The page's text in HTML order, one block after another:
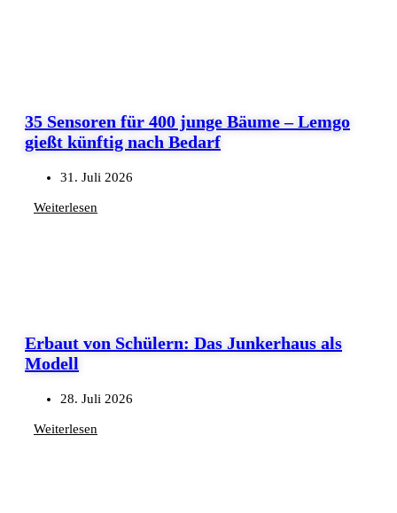
35 Sensoren für 400 junge Bäume – Lemgo
gießt künftig nach Bedarf
31. Juli 2026
Weiterlesen
Erbaut von Schülern: Das Junkerhaus als
Modell
28. Juli 2026
Weiterlesen